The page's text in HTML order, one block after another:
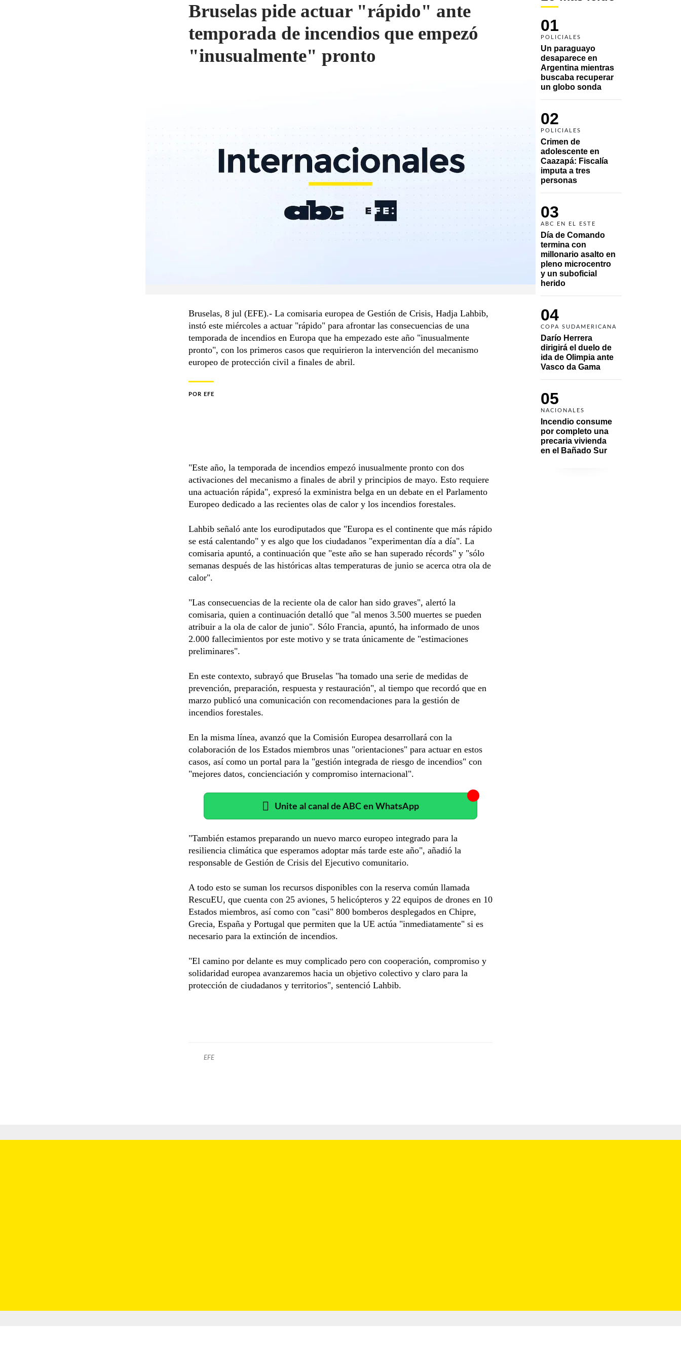
01
POLICIALES
Un paraguayo
desaparece en
Argentina mientras
buscaba recuperar
un globo sonda
02
POLICIALES
Crimen de
adolescente en
Caazapá: Fiscalía
imputa a tres
personas
03
ABC EN EL ESTE
Día de Comando
termina con
millonario asalto en
pleno microcentro
y un suboficial
herido
04
COPA SUDAMERICANA
Darío Herrera
dirigirá el duelo de
ida de Olimpia ante
Vasco da Gama
05
NACIONALES
Incendio consume
por completo una
precaria vivienda
en el Bañado Sur
Bruselas pide actuar "rápido" ante
temporada de incendios que empezó
"inusualmente" pronto
Bruselas, 8 jul (EFE).- La comisaria europea de Gestión de Crisis, Hadja Lahbib,
instó este miércoles a actuar "rápido" para afrontar las consecuencias de una
temporada de incendios en Europa que ha empezado este año "inusualmente
pronto", con los primeros casos que requirieron la intervención del mecanismo
europeo de protección civil a finales de abril.
POR EFE
"Este año, la temporada de incendios empezó inusualmente pronto con dos
activaciones del mecanismo a finales de abril y principios de mayo. Esto requiere
una actuación rápida", expresó la exministra belga en un debate en el Parlamento
Europeo dedicado a las recientes olas de calor y los incendios forestales.
Lahbib señaló ante los eurodiputados que "Europa es el continente que más rápido
se está calentando" y es algo que los ciudadanos "experimentan día a día". La
comisaria apuntó, a continuación que "este año se han superado récords" y "sólo
semanas después de las históricas altas temperaturas de junio se acerca otra ola de
calor".
"Las consecuencias de la reciente ola de calor han sido graves", alertó la
comisaria, quien a continuación detalló que "al menos 3.500 muertes se pueden
atribuir a la ola de calor de junio". Sólo Francia, apuntó, ha informado de unos
2.000 fallecimientos por este motivo y se trata únicamente de "estimaciones
preliminares".
En este contexto, subrayó que Bruselas "ha tomado una serie de medidas de
prevención, preparación, respuesta y restauración", al tiempo que recordó que en
marzo publicó una comunicación con recomendaciones para la gestión de
incendios forestales.
En la misma línea, avanzó que la Comisión Europea desarrollará con la
colaboración de los Estados miembros unas "orientaciones" para actuar en estos
casos, así como un portal para la "gestión integrada de riesgo de incendios" con
"mejores datos, concienciación y compromiso internacional".
Unite al canal de ABC en WhatsApp
"También estamos preparando un nuevo marco europeo integrado para la
resiliencia climática que esperamos adoptar más tarde este año", añadió la
responsable de Gestión de Crisis del Ejecutivo comunitario.
A todo esto se suman los recursos disponibles con la reserva común llamada
RescuEU, que cuenta con 25 aviones, 5 helicópteros y 22 equipos de drones en 10
Estados miembros, así como con "casi" 800 bomberos desplegados en Chipre,
Grecia, España y Portugal que permiten que la UE actúa "inmediatamente" si es
necesario para la extinción de incendios.
"El camino por delante es muy complicado pero con cooperación, compromiso y
solidaridad europea avanzaremos hacia un objetivo colectivo y claro para la
protección de ciudadanos y territorios", sentenció Lahbib.
EFE